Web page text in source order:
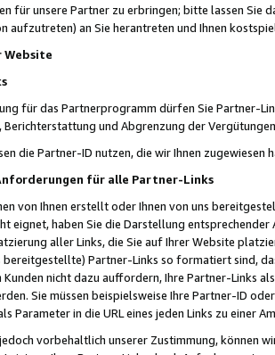
für unsere Partner zu erbringen; bitte lassen Sie
aufzutreten) an Sie herantreten und Ihnen
Website
für das Partnerprogramm dürfen Sie Partner-
und Abgrenzung der
die Partner-ID nutzen, die wir Ihnen zugewiesen
für alle Partner-Links
von Ihnen erstellt oder Ihnen von uns
eignet, haben Sie die Darstellung
aller Links, die Sie auf Ihrer Website
bereitgestellte) Partner-Links so formatiert sind,
nicht dazu auffordern, Ihre Partner-Links
Sie müssen beispielsweise Ihre Partner-ID
Parameter in die URL eines jeden Links zu einer
vorbehaltlich unserer Zustimmung, können